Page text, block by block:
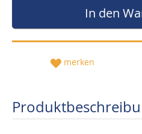
In den
merken